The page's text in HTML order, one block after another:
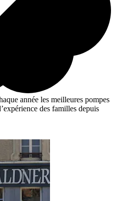
année les meilleures pompes
des familles depuis